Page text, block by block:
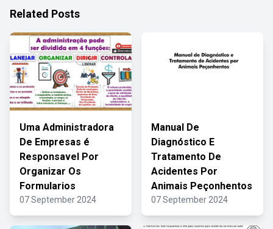
Related Posts
Uma Administradora
De Empresas é
Responsavel Por
Organizar Os
Formularios
07 September 2024
Manual De
Diagnóstico E
Tratamento De
Acidentes Por
Animais Peçonhentos
07 September 2024